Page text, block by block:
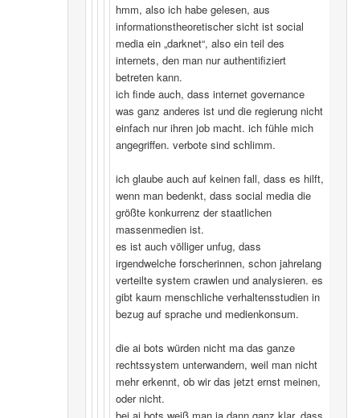
hmm, also ich habe gelesen, aus
informationstheoretischer sicht ist social
media ein „darknet“, also ein teil des
internets, den man nur authentifiziert
betreten kann.
ich finde auch, dass internet governance
was ganz anderes ist und die regierung nicht
einfach nur ihren job macht. ich fühle mich
angegriffen. verbote sind schlimm.
ich glaube auch auf keinen fall, dass es hilft,
wenn man bedenkt, dass social media die
größte konkurrenz der staatlichen
massenmedien ist.
es ist auch völliger unfug, dass
irgendwelche forscherinnen, schon jahrelang
verteilte system crawlen und analysieren. es
gibt kaum menschliche verhaltensstudien in
bezug auf sprache und medienkonsum.
die ai bots würden nicht ma das ganze
rechtssystem unterwandern, weil man nicht
mehr erkennt, ob wir das jetzt ernst meinen,
oder nicht.